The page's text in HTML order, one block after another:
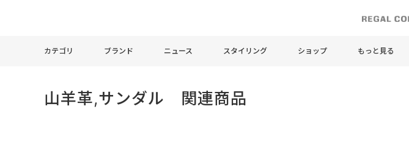
カテゴリ ブランド ニュース スタイリング ショップ もっと見る
山羊革,サンダル 関連商品